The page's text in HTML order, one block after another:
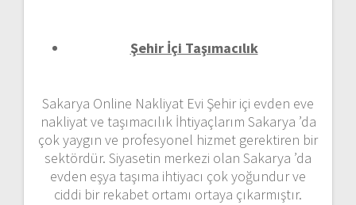
Şehir İçi Taşımacılık
Sakarya Online Nakliyat Evi Şehir içi evden eve
nakliyat ve taşımacılık İhtiyaçlarım Sakarya ’da
çok yaygın ve profesyonel hizmet gerektiren bir
sektördür. Siyasetin merkezi olan Sakarya ’da
evden eşya taşıma ihtiyacı çok yoğundur ve
ciddi bir rekabet ortamı ortaya çıkarmıştır.